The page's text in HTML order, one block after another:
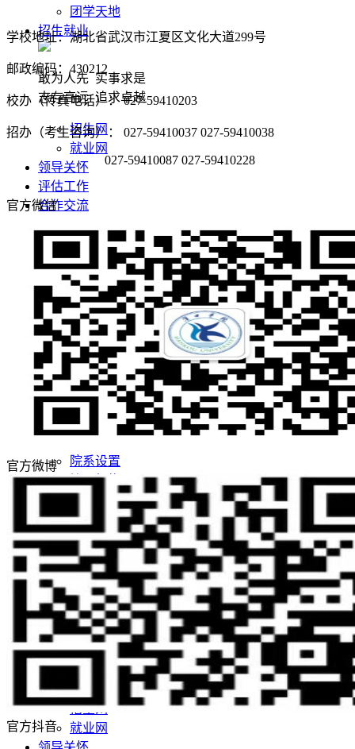
团学天地
招生就业
敢为人先 实事求是
志存高远 追求卓越
招生网
就业网
领导关怀
评估工作
合作交流
学校简介
学校董事长
现任领导
学校董事会
名誉校长
学校顾问
校徽校训
学校荣誉
校园风景
院系设置
管理机构
师资队伍概况
学者名师
名师风采
教学科研
教育教学
科学研究
党团建设
党建阵地
团学天地
招生就业
招生网
就业网
学校地址：湖北省武汉市江夏区文化大道299号
邮政编码：430212
校办（传真电话）： 027-59410203
招办（考生咨询）： 027-59410037 027-59410038
027-59410087 027-59410228
官方微信
官方微博
官方抖音